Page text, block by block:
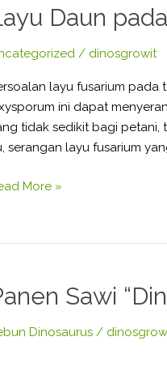
Daun
/ dinosgrowit
layu fusarium pada
ini dapat
tidak sedikit bagi petani,
serangan layu fusarium
More »
Sawi
Dinosaurus /